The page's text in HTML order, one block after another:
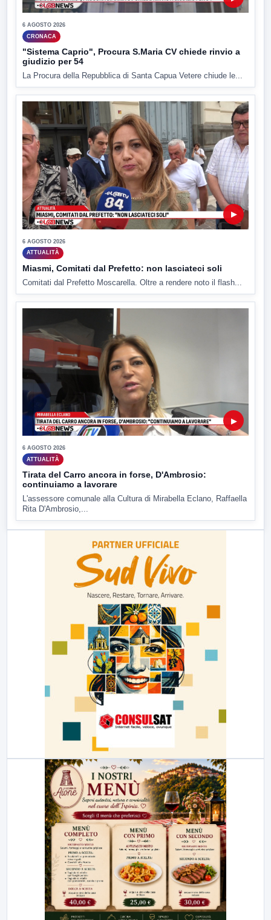
6 AGOSTO 2026
CRONACA
"Sistema Caprio", Procura S.Maria CV chiede rinvio a
giudizio per 54
La Procura della Repubblica di Santa Capua Vetere chiude le...
▶
6 AGOSTO 2026
ATTUALITÀ
Miasmi, Comitati dal Prefetto: non lasciateci soli
Comitati dal Prefetto Moscarella. Oltre a rendere noto il flash...
▶
6 AGOSTO 2026
ATTUALITÀ
Tirata del Carro ancora in forse, D'Ambrosio:
continuiamo a lavorare
L'assessore comunale alla Cultura di Mirabella Eclano, Raffaella
Rita D'Ambrosio,...